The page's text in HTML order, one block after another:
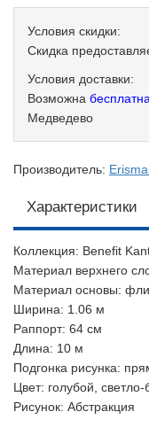
Условия скидки:
Скидка
Условия доставки:
Возможна
Медведево
Производитель:
Характеристики
Коллекция: Benefit
Материал верхнего
Материал основы:
Ширина: 1.06 м
Раппорт: 64 см
Длина: 10 м
Подгонка рисунка:
Цвет: голубой,
Рисунок: Абстракция